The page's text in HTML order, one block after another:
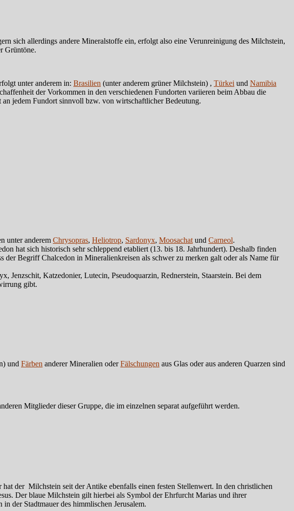
sich allerdings andere Mineralstoffe ein, erfolgt also eine Verunreinigung des Milchstein,
Grüntöne.
unter anderem in: Brasilien (unter anderem grüner Milchstein) , Türkei und Namibia
der Vorkommen in den verschiedenen Fundorten variieren beim Abbau die
jedem Fundort sinnvoll bzw. von wirtschaftlicher Bedeutung.
unter anderem Chrysopras, Heliotrop, Sardonyx, Moosachat und Carneol.
hat sich historisch sehr schleppend etabliert (13. bis 18. Jahrhundert). Deshalb finden
der Begriff Chalcedon in Mineralienkreisen als schwer zu merken galt oder als Name für
Jenzschit, Katzedonier, Lutecin, Pseudoquarzin, Rednerstein, Staarstein. Bei dem
gibt.
und Färben anderer Mineralien oderFälschungen aus Glas oder aus anderen Quarzen sind
Mitglieder dieser Gruppe, die im einzelnen separat aufgeführt werden.
der Milchstein seit der Antike ebenfalls einen festen Stellenwert. In den christlichen
Der blaue Milchstein gilt hierbei als Symbol der Ehrfurcht Marias und ihrer
der Stadtmauer des himmlischen Jerusalem.